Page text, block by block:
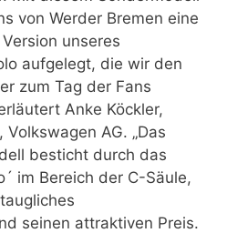
von Werder Bremen eine
unseres
aufgelegt, die wir den
zum Tag der Fans
Anke Köckler,
AG. „Das
besticht durch das
im Bereich der C-Säule,
seinen attraktiven Preis.